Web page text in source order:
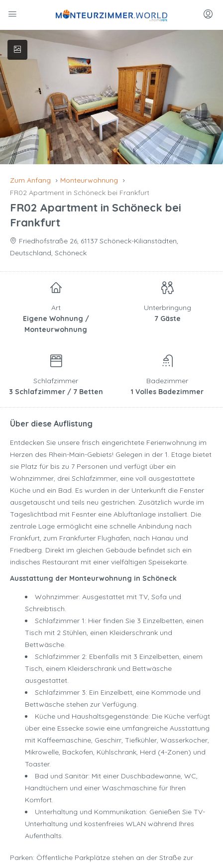
Zum Anfang
Monteurwohnung
FR02 Apartment in Schöneck bei Frankfurt
FR02 Apartment in Schöneck bei
Frankfurt
Friedhofstraße 26, 61137 Schöneck-Kilianstädten,
Deutschland, Schöneck
Art
Eigene Wohnung /
Monteurwohnung
Unterbringung
7 Gäste
Schlafzimmer
3 Schlafzimmer / 7 Betten
Badezimmer
1 Volles Badezimmer
Über diese Auflistung
Entdecken Sie unsere frisch eingerichtete Ferienwohnung im
Herzen des Rhein-Main-Gebiets! Gelegen in der 1. Etage bietet
sie Platz für bis zu 7 Personen und verfügt über ein
Wohnzimmer, drei Schlafzimmer, eine voll ausgestattete
Küche und ein Bad. Es wurden in der Unterkunft die Fenster
ausgetauscht und teils neu gestrichen. Zusätzlich wurde im
Tageslichtbad mit Fesnter eine Abluftanlage installiert. Die
zentrale Lage ermöglicht eine schnelle Anbindung nach
Frankfurt, zum Frankfurter Flughafen, nach Hanau und
Friedberg. Direkt im gleichen Gebäude befindet sich ein
indisches Restaurant mit einer vielfältigen Speisekarte.
Ausstattung der Monteurwohnung in Schöneck
Wohnzimmer: Ausgestattet mit TV, Sofa und
Schreibtisch.
Schlafzimmer 1: Hier finden Sie 3 Einzelbetten, einen
Tisch mit 2 Stühlen, einen Kleiderschrank und
Bettwäsche.
Schlafzimmer 2: Ebenfalls mit 3 Einzelbetten, einem
Tisch, einem Kleiderschrank und Bettwäsche
ausgestattet.
Schlafzimmer 3: Ein Einzelbett, eine Kommode und
Bettwäsche stehen zur Verfügung.
Küche und Haushaltsgegenstände: Die Küche verfügt
über eine Essecke sowie eine umfangreiche Ausstattung
mit Kaffeemaschine, Geschirr, Tiefkühler, Wasserkocher,
Mikrowelle, Backofen, Kühlschrank, Herd (4-Zonen) und
Toaster.
Bad und Sanitär: Mit einer Duschbadewanne, WC,
Handtüchern und einer Waschmaschine für Ihren
Komfort.
Unterhaltung und Kommunikation: Genießen Sie TV-
Unterhaltung und kostenfreies WLAN während Ihres
Aufenthalts.
Parken: Öffentliche Parkplätze stehen an der Straße zur